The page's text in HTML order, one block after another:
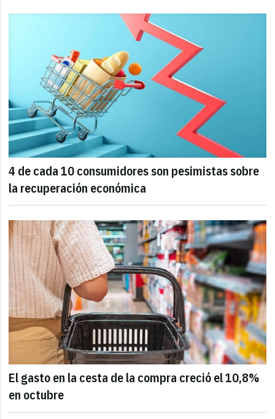
4 de cada 10 consumidores son pesimistas sobre
la recuperación económica
El gasto en la cesta de la compra creció el 10,8%
en octubre